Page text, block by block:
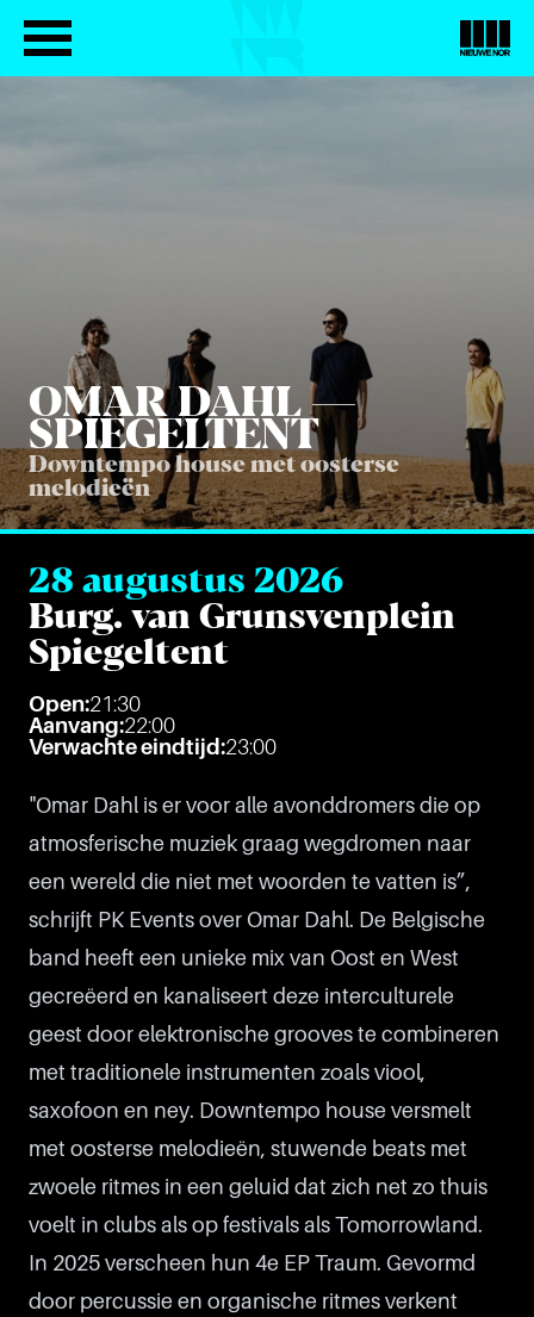
OMAR DAHL —
SPIEGELTENT
Downtempo house met oosterse
melodieën
28 augustus 2026
Burg. van Grunsvenplein
Spiegeltent
Open:21:30
Aanvang:22:00
Verwachte eindtijd:23:00
"Omar Dahl is er voor alle avonddromers die op
atmosferische muziek graag wegdromen naar
een wereld die niet met woorden te vatten is”,
schrijft PK Events over Omar Dahl. De Belgische
band heeft een unieke mix van Oost en West
gecreëerd en kanaliseert deze interculturele
geest door elektronische grooves te combineren
met traditionele instrumenten zoals viool,
saxofoon en ney. Downtempo house versmelt
met oosterse melodieën, stuwende beats met
zwoele ritmes in een geluid dat zich net zo thuis
voelt in clubs als op festivals als Tomorrowland.
In 2025 verscheen hun 4e EP Traum. Gevormd
door percussie en organische ritmes verkent